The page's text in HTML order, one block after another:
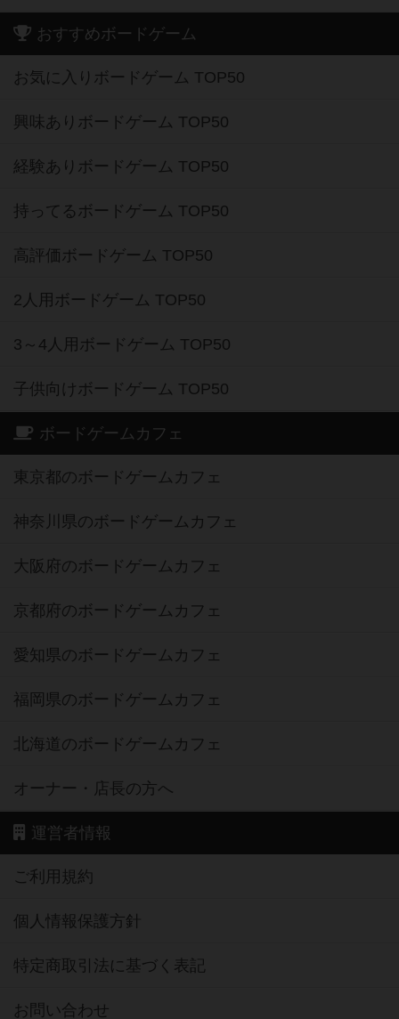
おすすめボードゲーム
お気に入りボードゲーム TOP50
興味ありボードゲーム TOP50
経験ありボードゲーム TOP50
持ってるボードゲーム TOP50
高評価ボードゲーム TOP50
2人用ボードゲーム TOP50
3～4人用ボードゲーム TOP50
子供向けボードゲーム TOP50
ボードゲームカフェ
東京都のボードゲームカフェ
神奈川県のボードゲームカフェ
大阪府のボードゲームカフェ
京都府のボードゲームカフェ
愛知県のボードゲームカフェ
福岡県のボードゲームカフェ
北海道のボードゲームカフェ
オーナー・店長の方へ
運営者情報
ご利用規約
個人情報保護方針
特定商取引法に基づく表記
お問い合わせ